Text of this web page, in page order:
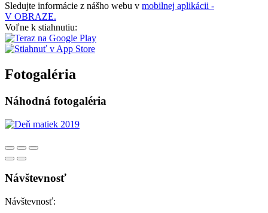
Sledujte informácie z nášho webu v mobilnej aplikácii -
V OBRAZE.
Voľne k stiahnutiu:
Fotogaléria
Náhodná fotogaléria
Návštevnosť
Návštevnosť: